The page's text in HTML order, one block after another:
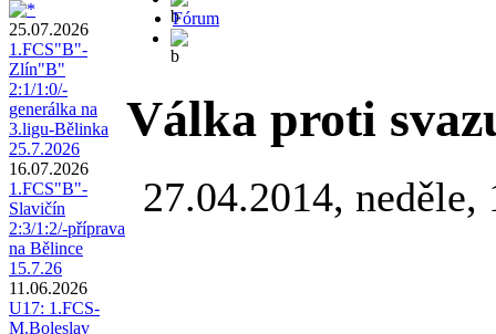
25.07.2026
1.FCS"B"-
Zlín"B"
2:1/1:0/-
generálka na
3.ligu-Bělinka
25.7.2026
16.07.2026
1.FCS"B"-
Slavičín
2:3/1:2/-příprava
na Bělince
15.7.26
11.06.2026
U17: 1.FCS-
M.Boleslav
Fórum
Válka proti
27.04.2014, neděle,